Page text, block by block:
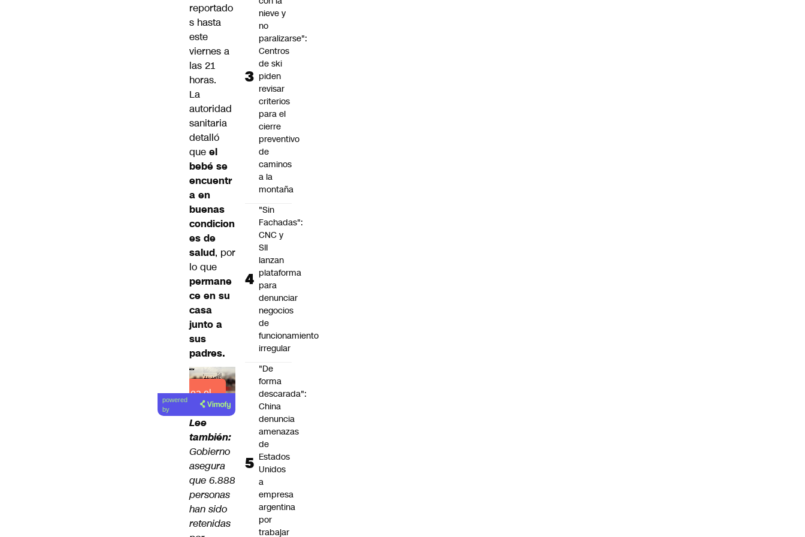
reportado
s hasta
este
viernes a
las 21
horas.
La
autoridad
sanitaria
detalló
que el
bebé se
encuentr
a en
buenas
condicion
es de
salud, por
lo que
permane
ce en su
casa
junto a
sus
padres.
Lea el
artículo
powered
by
Lee
también:
Gobierno
asegura
que 6.888
personas
han sido
retenidas
nieve y
no
paralizarse":
Centros
de ski
piden
revisar
criterios
para el
cierre
preventivo
de
caminos
a la
montaña
"Sin
Fachadas":
CNC y
SII
lanzan
plataforma
para
denunciar
negocios
de
funcionamiento
irregular
"De
forma
descarada":
China
denuncia
amenazas
de
Estados
Unidos
a
empresa
argentina
por
trabajar